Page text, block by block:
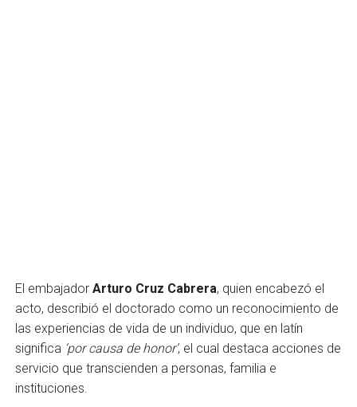
El embajador Arturo Cruz Cabrera, quien encabezó el
acto, describió el doctorado como un reconocimiento de
las experiencias de vida de un individuo, que en latín
significa ‘por causa de honor’, el cual destaca acciones de
servicio que transcienden a personas, familia e
instituciones.